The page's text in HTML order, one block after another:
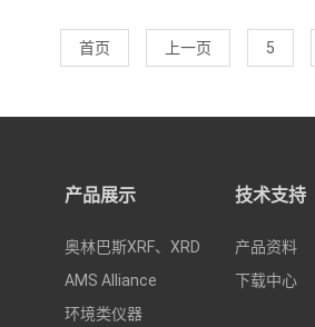
首页 上一页 5
产品展示
奥林巴斯XRF、XRD
AMS Alliance
环境类仪器
技术支持
产品资料
下载中心